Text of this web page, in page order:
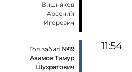
Вишняков
Арсений
Игоревич
Гол забил №19
Азимов Тимур
Шухратович
11:54